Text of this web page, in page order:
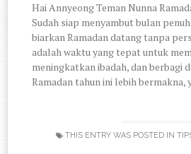
Hai Annyeong Teman Nunna
Sudah siap menyambut bulan
biarkan Ramadan datang tanpa
adalah waktu yang tepat untuk
meningkatkan ibadah, dan berbagi
Ramadan tahun ini lebih bermakna,
THIS ENTRY WAS POSTED IN